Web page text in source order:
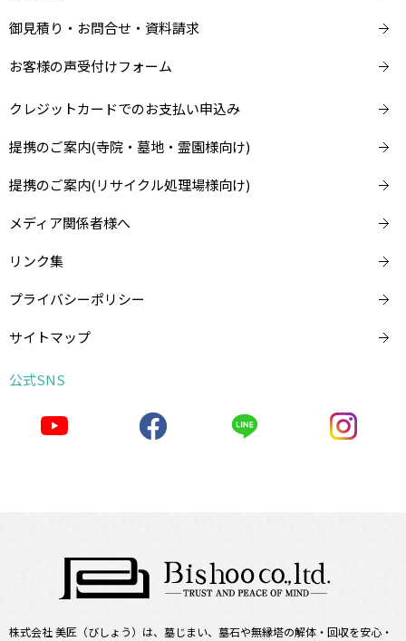
御見積り・お問合せ・資料請求
お客様の声受付けフォーム
クレジットカードでのお支払い申込み
提携のご案内(寺院・墓地・霊園様向け)
提携のご案内(リサイクル処理場様向け)
メディア関係者様へ
リンク集
プライバシーポリシー
サイトマップ
公式SNS
株式会社 美匠（びしょう）は、墓じまい、墓石や無縁塔の解体・回収を安心・